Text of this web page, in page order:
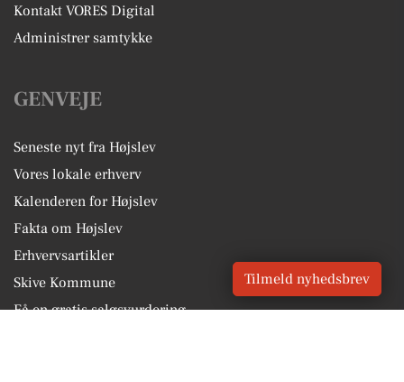
Kontakt VORES Digital
Administrer samtykke
GENVEJE
Seneste nyt fra Højslev
Vores lokale erhverv
Kalenderen for Højslev
Fakta om Højslev
Erhvervsartikler
Skive Kommune
Få en gratis salgsvurdering
Tilmeld nyhedsbrev